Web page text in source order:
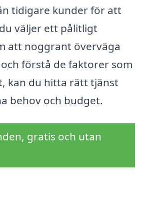
tidigare kunder för att
väljer ett pålitligt
att noggrant överväga
förstå de faktorer som
kan du hitta rätt tjänst
behov och budget.
gratis och utan